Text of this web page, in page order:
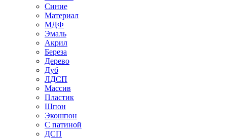
Синие
Материал
МДФ
Эмаль
Акрил
Береза
Дерево
Дуб
ЛДСП
Массив
Пластик
Шпон
Экошпон
С патиной
ДСП